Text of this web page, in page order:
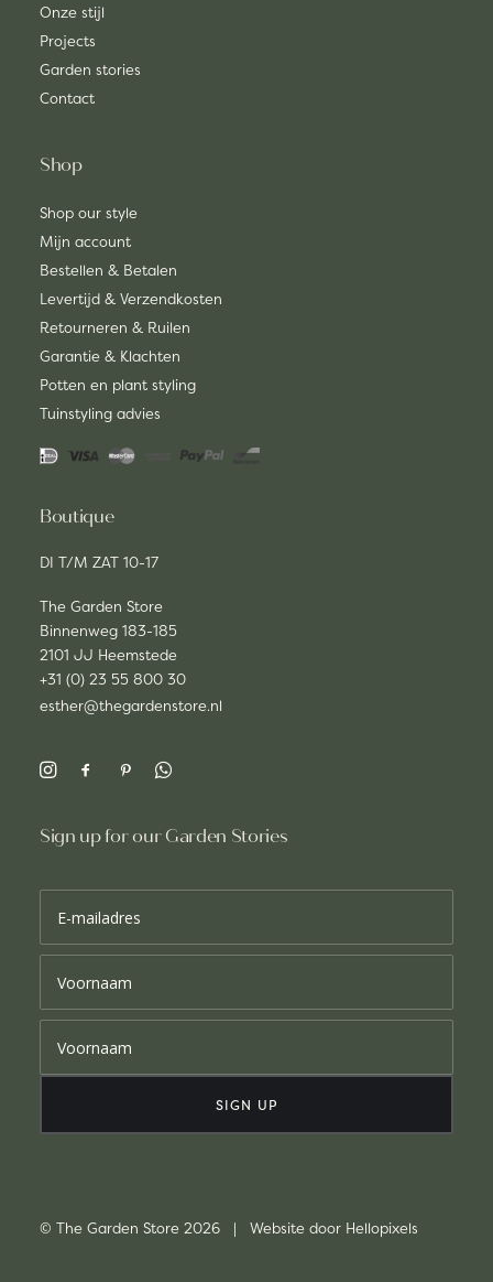
Onze stijl
Projects
Garden stories
Contact
Shop
Shop our style
Mijn account
Bestellen & Betalen
Levertijd & Verzendkosten
Retourneren & Ruilen
Garantie & Klachten
Potten en plant styling
Tuinstyling advies
Boutique
DI T/M ZAT 10-17
The Garden Store
Binnenweg 183-185
2101 JJ Heemstede
+31 (0) 23 55 800 30
esther@thegardenstore.nl
Sign up for our Garden Stories
© The Garden Store 2026 | Website door Hellopixels